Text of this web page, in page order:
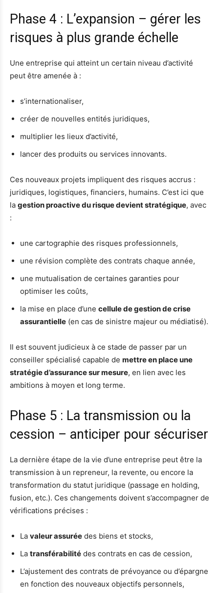
Phase 4 : L’expansion – gérer les
risques à plus grande échelle
Une entreprise qui atteint un certain niveau d’activité
peut être amenée à :
s’internationaliser,
créer de nouvelles entités juridiques,
multiplier les lieux d’activité,
lancer des produits ou services innovants.
Ces nouveaux projets impliquent des risques accrus :
juridiques, logistiques, financiers, humains. C’est ici que
la gestion proactive du risque devient stratégique, avec
:
une cartographie des risques professionnels,
une révision complète des contrats chaque année,
une mutualisation de certaines garanties pour
optimiser les coûts,
la mise en place d’une cellule de gestion de crise
assurantielle (en cas de sinistre majeur ou médiatisé).
Il est souvent judicieux à ce stade de passer par un
conseiller spécialisé capable de mettre en place une
stratégie d’assurance sur mesure, en lien avec les
ambitions à moyen et long terme.
Phase 5 : La transmission ou la
cession – anticiper pour sécuriser
La dernière étape de la vie d’une entreprise peut être la
transmission à un repreneur, la revente, ou encore la
transformation du statut juridique (passage en holding,
fusion, etc.). Ces changements doivent s’accompagner de
vérifications précises :
La valeur assurée des biens et stocks,
La transférabilité des contrats en cas de cession,
L’ajustement des contrats de prévoyance ou d’épargne
en fonction des nouveaux objectifs personnels,